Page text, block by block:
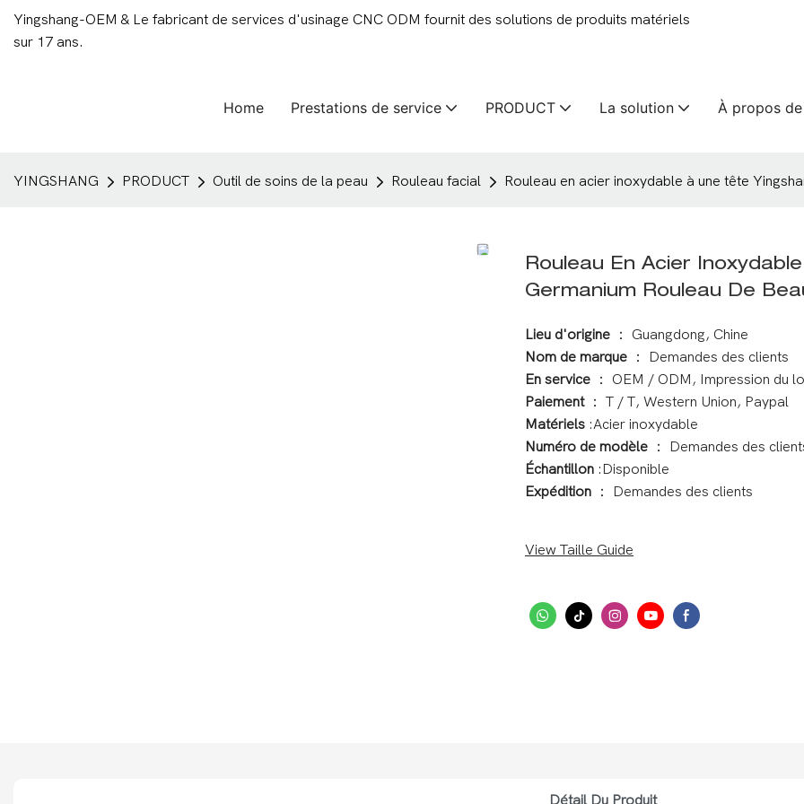
Yingshang-OEM & Le fabricant de services d'usinage CNC ODM fournit des solutions de produits matériels
sur 17 ans.
Home Prestations de service PRODUCT La solution À propos
YINGSHANG PRODUCT Outil de soins de la peau Rouleau facial Rouleau en acier inoxydable à une tête
Rouleau En Acier
Germanium Rouleau De
Lieu d'origine
： Guangdong, Chine
Nom de marque
： Demandes des clients
En service
： OEM / ODM, Impression du
Paiement ： T / T, Western Union, Paypal
Matériels :Acier inoxydable
Numéro de modèle
： Demandes des
Échantillon :Disponible
Expédition
： Demandes des clients
View Taille Guide
Détail Du Produit